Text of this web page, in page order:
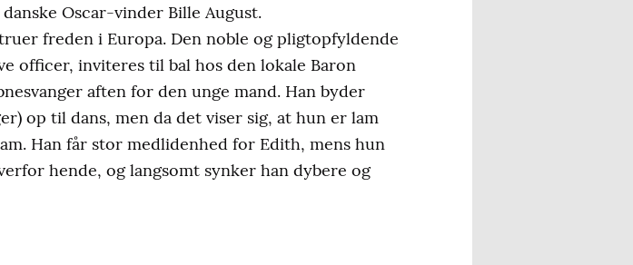
Oscar-vinder Bille August.
freden i Europa. Den noble og pligtopfyldende
officer, inviteres til bal hos den lokale Baron
aften for den unge mand. Han byder
op til dans, men da det viser sig, at hun er lam
Han får stor medlidenhed for Edith, mens hun
hende, og langsomt synker han dybere og